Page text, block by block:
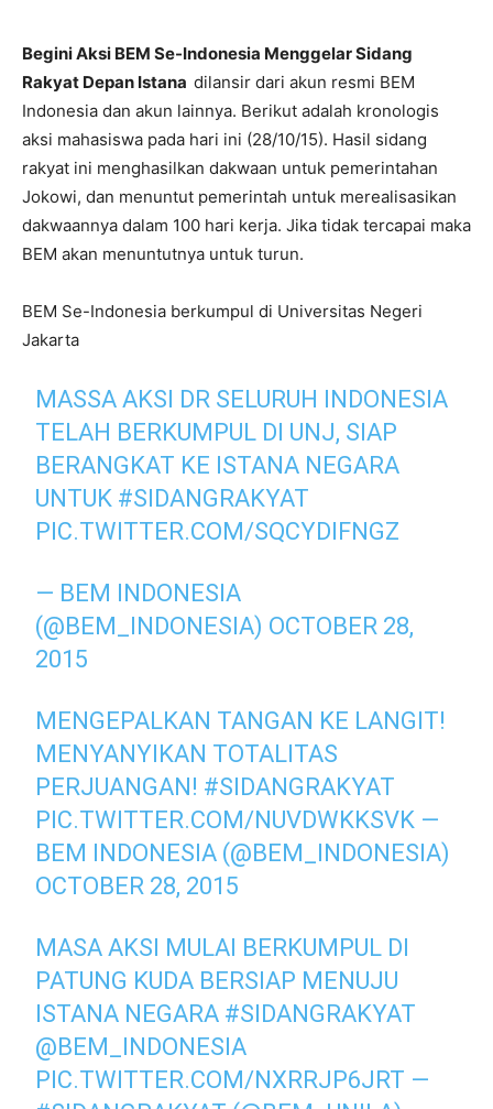
Begini Aksi BEM Se-Indonesia Menggelar Sidang
Rakyat Depan Istana dilansir dari akun resmi BEM
Indonesia dan akun lainnya. Berikut adalah kronologis
aksi mahasiswa pada hari ini (28/10/15). Hasil sidang
rakyat ini menghasilkan dakwaan untuk pemerintahan
Jokowi, dan menuntut pemerintah untuk merealisasikan
dakwaannya dalam 100 hari kerja. Jika tidak tercapai maka
BEM akan menuntutnya untuk turun.
BEM Se-Indonesia berkumpul di Universitas Negeri
Jakarta
MASSA AKSI DR SELURUH INDONESIA
TELAH BERKUMPUL DI UNJ, SIAP
BERANGKAT KE ISTANA NEGARA
UNTUK #SIDANGRAKYAT
PIC.TWITTER.COM/SQCYDIFNGZ
— BEM INDONESIA
(@BEM_INDONESIA) OCTOBER 28,
2015
MENGEPALKAN TANGAN KE LANGIT!
MENYANYIKAN TOTALITAS
PERJUANGAN! #SIDANGRAKYAT
PIC.TWITTER.COM/NUVDWKKSVK —
BEM INDONESIA (@BEM_INDONESIA)
OCTOBER 28, 2015
MASA AKSI MULAI BERKUMPUL DI
PATUNG KUDA BERSIAP MENUJU
ISTANA NEGARA #SIDANGRAKYAT
@BEM_INDONESIA
PIC.TWITTER.COM/NXRRJP6JRT —